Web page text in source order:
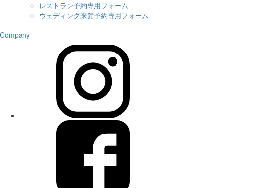
レストラン予約専用フォーム
ウェディング来館予約専用フォーム
Company